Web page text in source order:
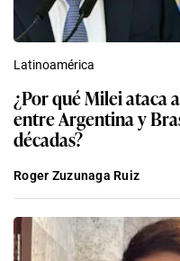
Latinoamérica
¿Por qué Milei ataca
entre Argentina y
décadas?
Roger Zuzunaga Ruiz